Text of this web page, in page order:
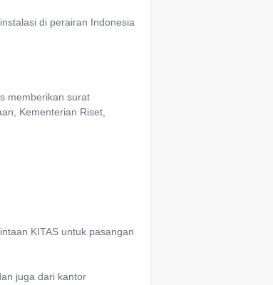
di perairan Indonesia
memberikan surat
Kementerian Riset,
KITAS untuk pasangan
juga dari kantor